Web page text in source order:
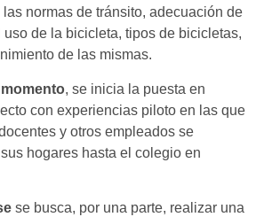
normas de tránsito, adecuación de
uso de la bicicleta, tipos de bicicletas,
de las mismas.
, se inicia la puesta en
con experiencias piloto en las que
y otros empleados se
hogares hasta el colegio en
se busca, por una parte, realizar una